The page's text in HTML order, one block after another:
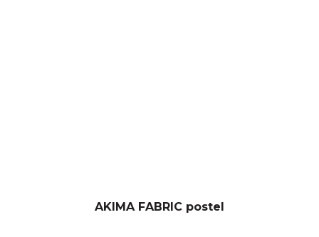
AKIMA FABRIC postel